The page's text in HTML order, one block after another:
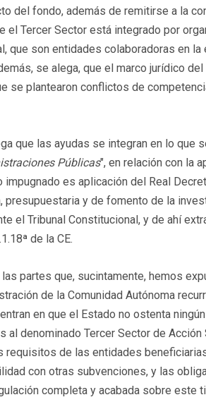
del fondo, además de remitirse a la
el Tercer Sector está integrado por
que son entidades colaboradoras en
se alega, que el marco jurídico
se plantearon conflictos de
que las ayudas se integran en lo que
Públicas", en relación con la
impugnado es aplicación del Real
y de fomento de la
el Tribunal Constitucional, y de ahí
de la CE.
partes que, sucintamente, hemos
de la Comunidad Autónoma
en que el Estado no ostenta
denominado Tercer Sector de Acción
requisitos de las entidades
con otras subvenciones, y las
completa y acabada sobre este